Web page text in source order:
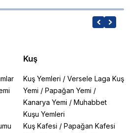
Kuş
Kuş Yemleri / Versele Laga Kuş
Yemi / Papağan Yemi /
Kanarya Yemi / Muhabbet
Kuşu Yemleri
Kuş Kafesi / Papağan Kafesi